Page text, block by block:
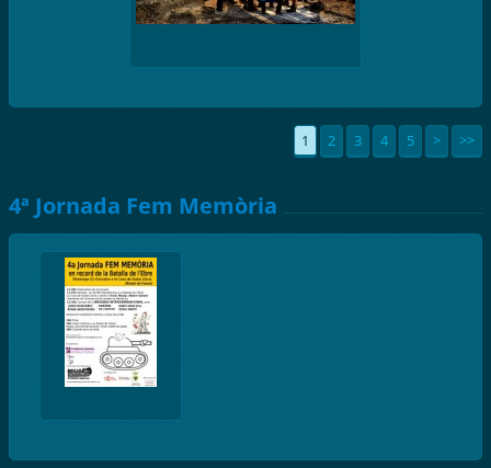
1 2 3 4 5 > >>
4ª Jornada Fem Memòria